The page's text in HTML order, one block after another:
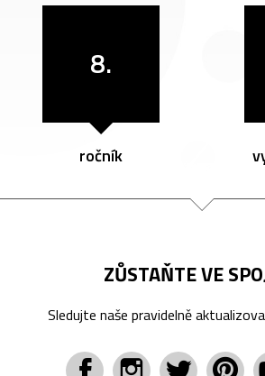
8.
ročník
ZŮSTAŇTE VE
Sledujte naše pravidelně